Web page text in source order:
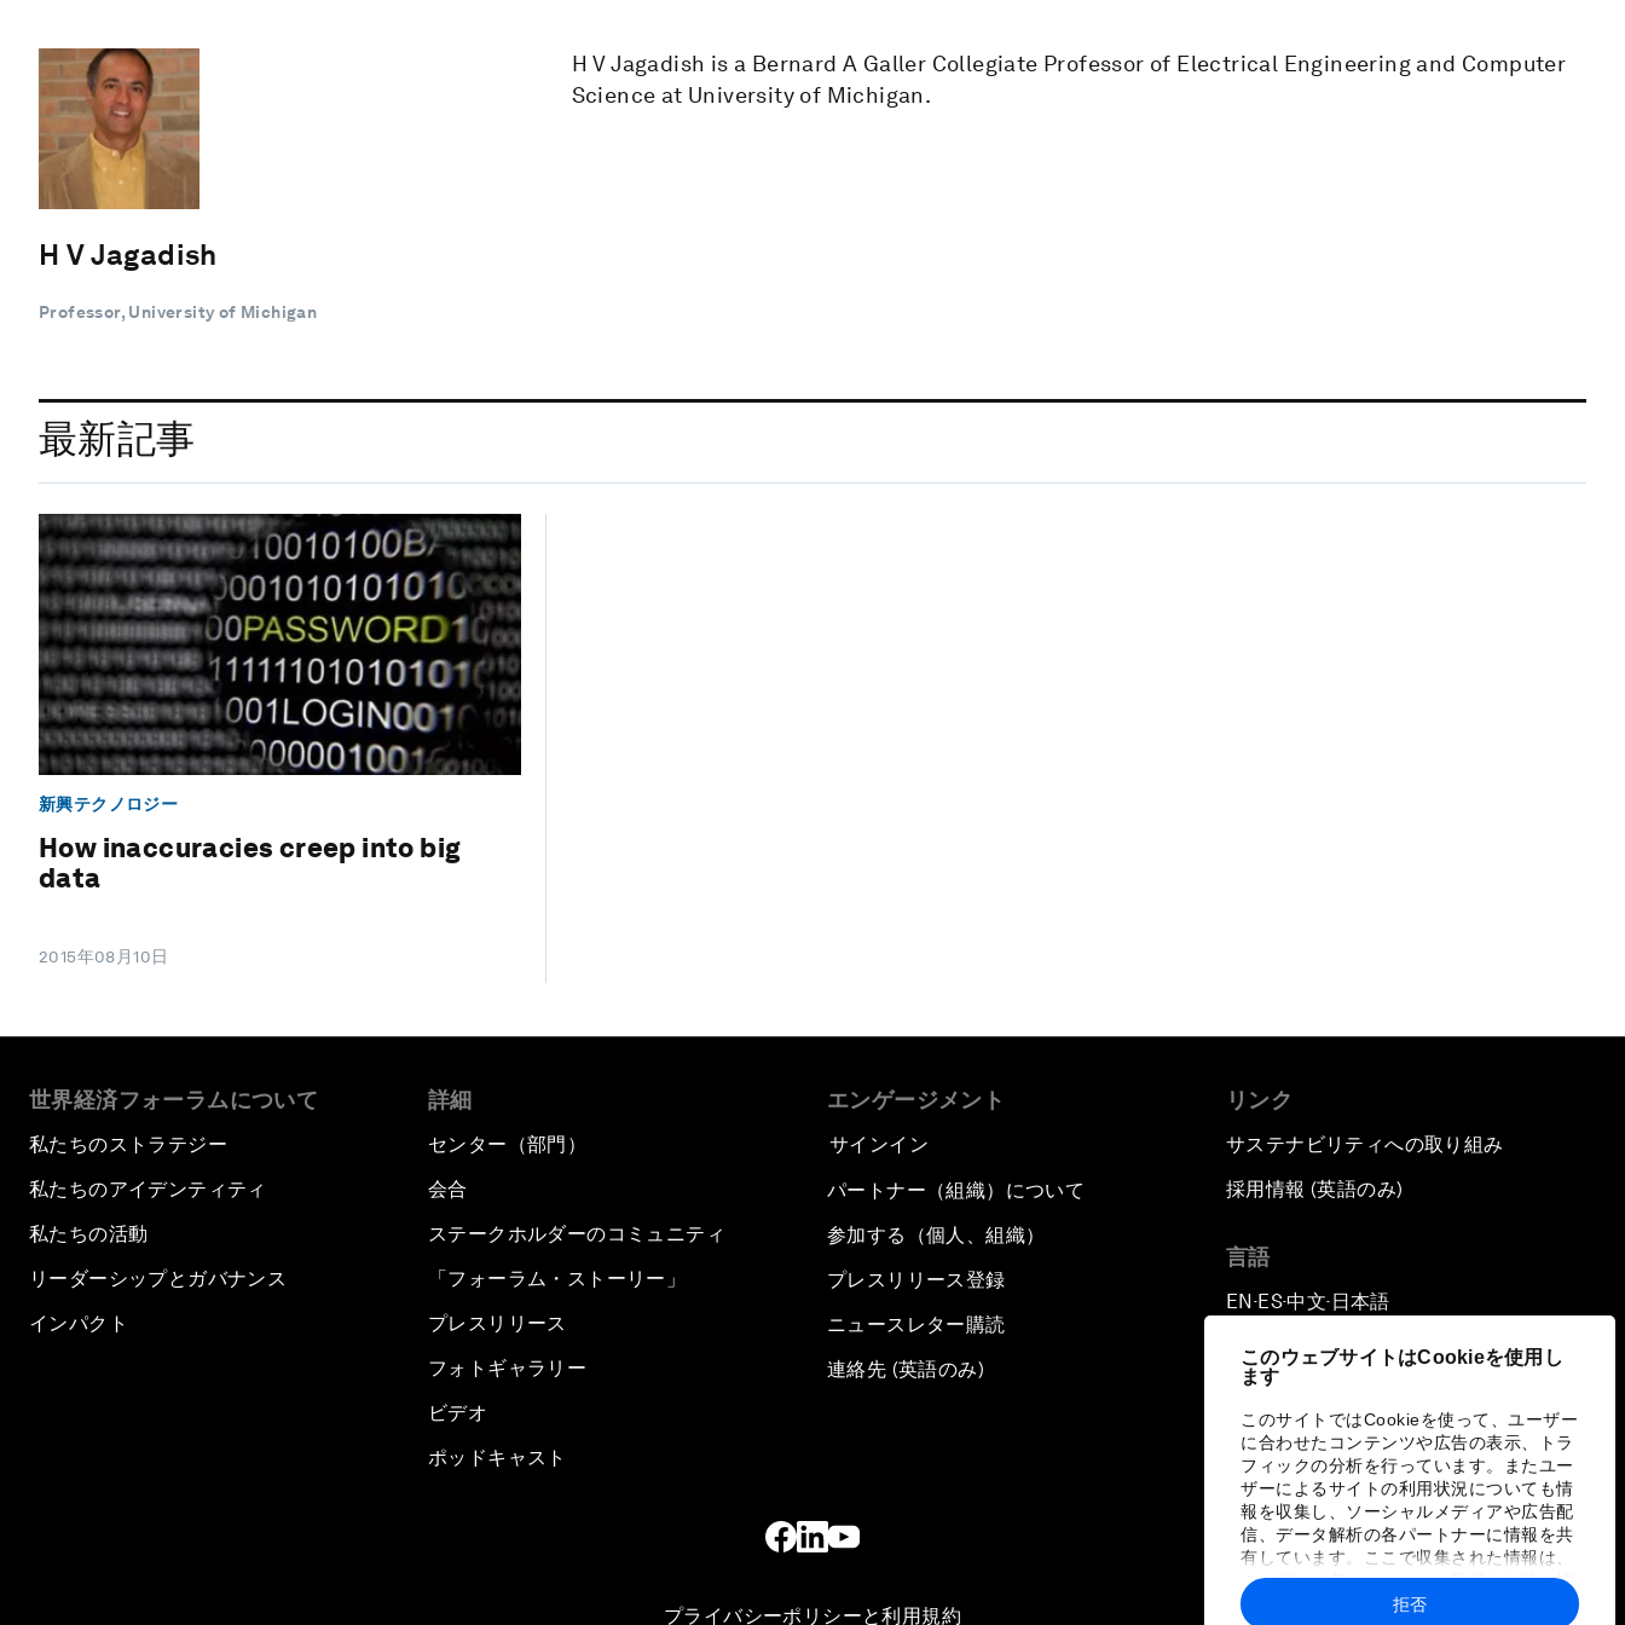
このウェブサイトはCookieを使用し
ます
このサイトではCookieを使って、ユーザー
に合わせたコンテンツや広告の表示、トラ
フィックの分析を行っています。またユー
ザーによるサイトの利用状況についても情
報を収集し、ソーシャルメディアや広告配
信、データ解析の各パートナーに情報を共
有しています。ここで収集された情報は、
ユーザーが各パートナーに提供した他の情
報や各パートナーのサービスを使用した際
拒否
H V Jagadish
Professor, University of Michigan
H V Jagadish is a Bernard A Galler Collegiate Professor of Electrical Engineering and Computer
Science at University of Michigan.
最新記事
新興テクノロジー
How inaccuracies creep into big
data
2015年08月10日
世界経済フォーラムについて
私たちのストラテジー
私たちのアイデンティティ
私たちの活動
リーダーシップとガバナンス
インパクト
詳細
センター（部門）
会合
ステークホルダーのコミュニティ
「フォーラム・ストーリー」
プレスリリース
フォトギャラリー
ビデオ
ポッドキャスト
エンゲージメント
サインイン
パートナー（組織）について
参加する（個人、組織）
プレスリリース登録
ニュースレター購読
連絡先 (英語のみ)
リンク
サステナビリティへの取り組み
採用情報 (英語のみ)
言語
EN ▪ ES▪中文▪ 日本語
プライバシーポリシーと利用規約